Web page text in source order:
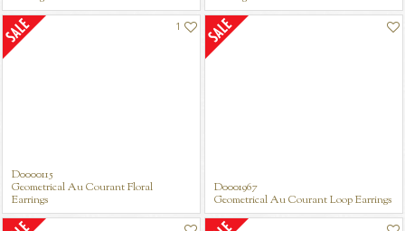
1
D0000115
Geometrical Au Courant Floral
Earrings
D0001967
Geometrical Au Courant Loop Earrings